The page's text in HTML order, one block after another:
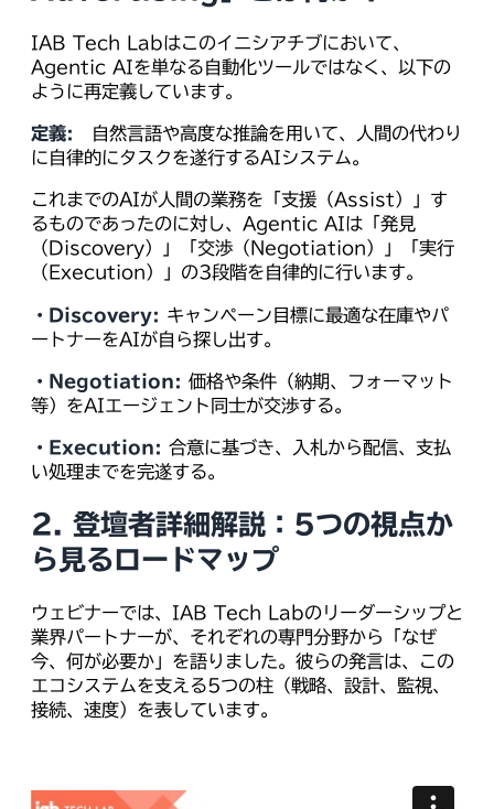
IAB Tech Labはこのイニシアチブにおいて、
Agentic AIを単なる自動化ツールではなく、以下の
ように再定義しています。
定義:
自然言語や高度な推論を用いて、人間の代わり
に自律的にタスクを遂行するAIシステム。
これまでのAIが人間の業務を「支援（Assist）」す
るものであったのに対し、Agentic AIは「発見
（Discovery）」「交渉（Negotiation）」「実行
（Execution）」の3段階を自律的に行います。
・Discovery: キャンペーン目標に最適な在庫やパ
ートナーをAIが自ら探し出す。
・Negotiation: 価格や条件（納期、フォーマット
等）をAIエージェント同士が交渉する。
・Execution: 合意に基づき、入札から配信、支払
い処理までを完遂する。
2. 登壇者詳細解説：5つの視点か
ら見るロードマップ
ウェビナーでは、IAB Tech Labのリーダーシップと
業界パートナーが、それぞれの専門分野から「なぜ
今、何が必要か」を語りました。彼らの発言は、この
エコシステムを支える5つの柱（戦略、設計、監視、
接続、速度）を表しています。